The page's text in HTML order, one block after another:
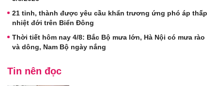
21 tỉnh, thành được yêu cầu khẩn trương ứng phó áp thấp
nhiệt đới trên Biển Đông
Thời tiết hôm nay 4/8: Bắc Bộ mưa lớn, Hà Nội có mưa rào
và dông, Nam Bộ ngày nắng
Tin nên đọc